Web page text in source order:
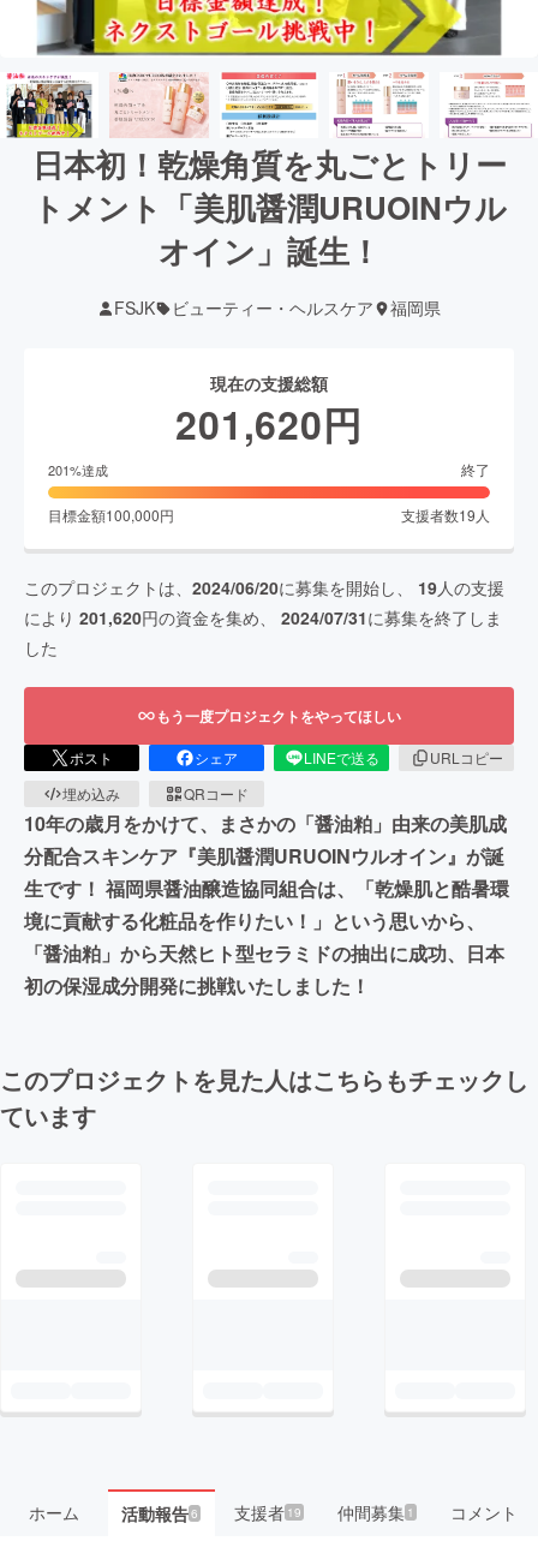
日本初！乾燥角質を丸ごとトリー
トメント「美肌醤潤URUOINウル
オイン」誕生！
FSJK ビューティー・ヘルスケア 福岡県
現在の支援総額
201,620円
201%達成 終了
目標金額100,000円 支援者数19 人
このプロジェクトは、 2024/06/20に募集を開始し、 19人の支援
により 201,620円の資金を集め、 2024/07/31に募集を終了しま
した
もう一度プロジェクトをやってほしい
ポスト シェア LINEで送る
URLコピー
埋め込み
QRコード
10年の歳月をかけて、まさかの「醤油粕」由来の美肌成
分配合スキンケア『美肌醤潤URUOINウルオイン』が誕
生です！ 福岡県醤油醸造協同組合は、「乾燥肌と酷暑環
境に貢献する化粧品を作りたい！」という思いから、
「醤油粕」から天然ヒト型セラミドの抽出に成功、日本
初の保湿成分開発に挑戦いたしました！
このプロジェクトを見た人はこちらもチェックし
ています
ホーム 活動報告6 支援者 19 仲間募集 1 コメント